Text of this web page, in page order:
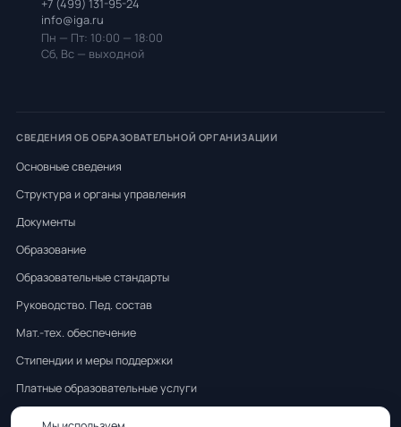
+7 (499) 131-95-24
info@iga.ru
Пн — Пт: 10:00 — 18:00
Сб, Вс — выходной
СВЕДЕНИЯ ОБ ОБРАЗОВАТЕЛЬНОЙ ОРГАНИЗАЦИИ
Основные сведения
Структура и органы управления
Документы
Образование
Образовательные стандарты
Руководство. Пед. состав
Мат.-тех. обеспечение
Стипендии и меры поддержки
Платные образовательные услуги